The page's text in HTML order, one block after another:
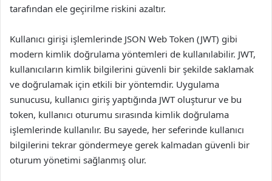
tarafından ele geçirilme riskini azaltır.
Kullanıcı girişi işlemlerinde JSON Web Token (JWT) gibi
modern kimlik doğrulama yöntemleri de kullanılabilir. JWT,
kullanıcıların kimlik bilgilerini güvenli bir şekilde saklamak
ve doğrulamak için etkili bir yöntemdir. Uygulama
sunucusu, kullanıcı giriş yaptığında JWT oluşturur ve bu
token, kullanıcı oturumu sırasında kimlik doğrulama
işlemlerinde kullanılır. Bu sayede, her seferinde kullanıcı
bilgilerini tekrar göndermeye gerek kalmadan güvenli bir
oturum yönetimi sağlanmış olur.